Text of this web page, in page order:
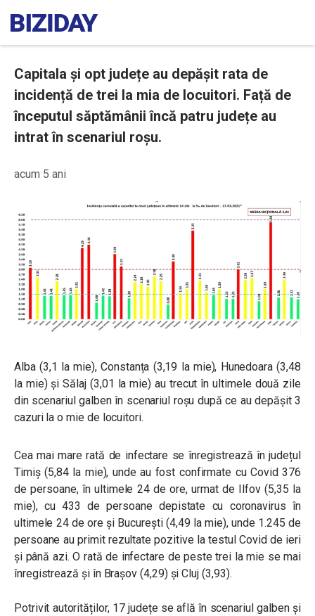
Capitala și opt județe au depășit rata de
incidență de trei la mia de locuitori. Față de
începutul săptămânii încă patru județe au
intrat în scenariul roșu.
acum 5 ani
Alba (3,1 la mie), Constanța (3,19 la mie), Hunedoara (3,48
la mie) și Sălaj (3,01 la mie) au trecut în ultimele două zile
din scenariul galben în scenariul roșu după ce au depășit 3
cazuri la o mie de locuitori.
Cea mai mare rată de infectare se înregistrează în județul
Timiș (5,84 la mie), unde au fost confirmate cu Covid 376
de persoane, în ultimele 24 de ore, urmat de Ilfov (5,35 la
mie), cu 433 de persoane depistate cu coronavirus în
ultimele 24 de ore și București (4,49 la mie), unde 1.245 de
persoane au primit rezultate pozitive la testul Covid de ieri
și până azi. O rată de infectare de peste trei la mie se mai
înregistrează și în Brașov (4,29) și Cluj (3,93).
Potrivit autorităților, 17 județe se află în scenariul galben și